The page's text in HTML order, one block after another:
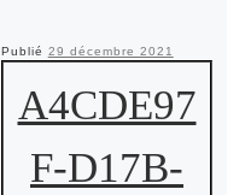
Publié 29 décembre 2021
A4CDE97
F-D17B-